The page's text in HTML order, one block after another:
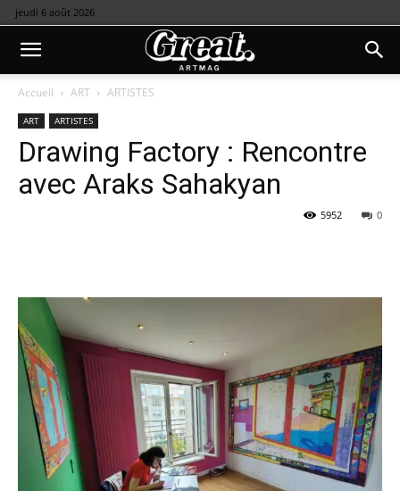
jeudi 6 août 2026
Accueil ART ARTISTES
ART ARTISTES
Drawing Factory : Rencontre
avec Araks Sahakyan
0
5952